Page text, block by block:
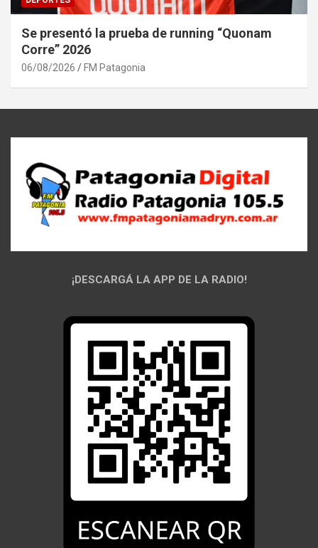
Se presentó la prueba de running “Quonam
Corre” 2026
06/08/2026 FM Patagonia
¡DESCARGÁ LA APP DE LA RADIO!